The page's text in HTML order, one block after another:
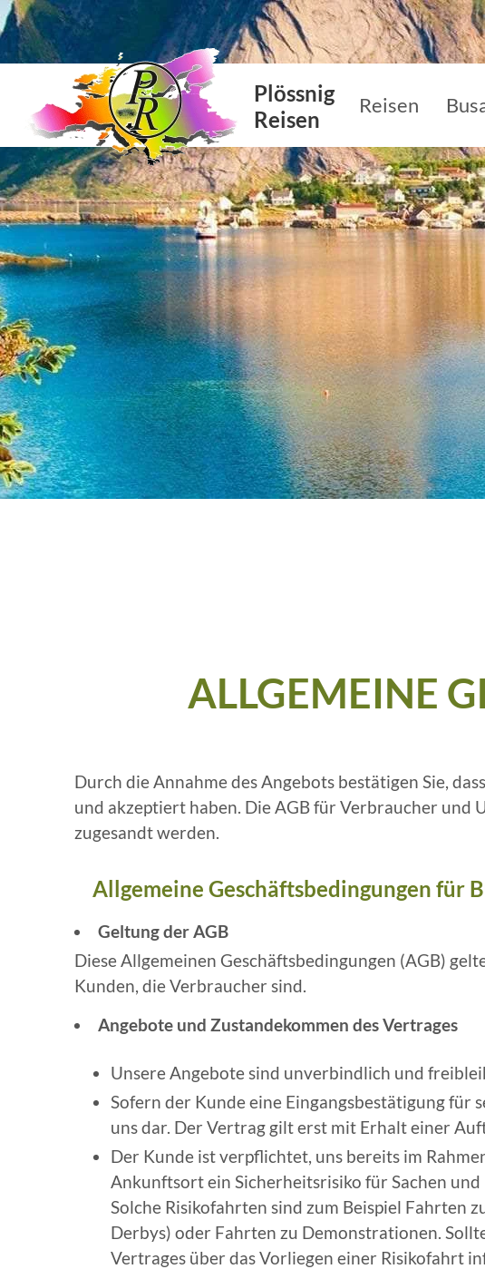
Plössnig
Reisen
Reisen
ALLGEMEINE
Durch die Annahme des Angebots bestätigen Sie,
und akzeptiert haben. Die AGB für Verbraucher und
zugesandt werden.
Allgemeine Geschäftsbedingungen für
Geltung der AGB
Diese Allgemeinen Geschäftsbedingungen (AGB)
Kunden, die Verbraucher sind.
Angebote und Zustandekommen des Vertrages
Unsere Angebote sind unverbindlich und
Sofern der Kunde eine Eingangsbestätigung für
uns dar. Der Vertrag gilt erst mit Erhalt einer
Der Kunde ist verpflichtet, uns bereits im
Ankunftsort ein Sicherheitsrisiko für Sachen
Solche Risikofahrten sind zum Beispiel Fahrten
Derbys) oder Fahrten zu Demonstrationen.
Vertrages über das Vorliegen einer Risikofahrt